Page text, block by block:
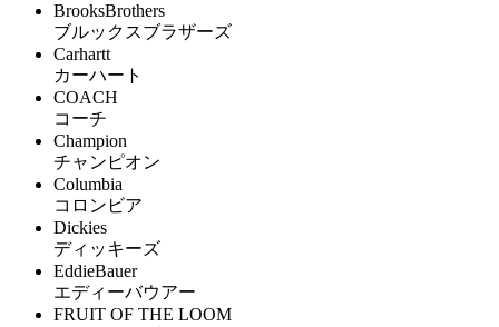
BrooksBrothers
ブルックスブラザーズ
Carhartt
カーハート
COACH
コーチ
Champion
チャンピオン
Columbia
コロンビア
Dickies
ディッキーズ
EddieBauer
エディーバウアー
FRUIT OF THE LOOM